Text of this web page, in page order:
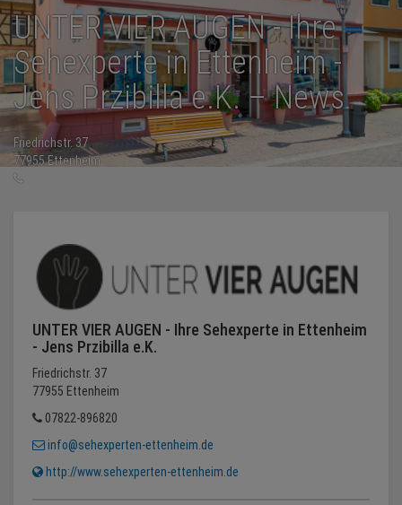
BRANCHEN
NEWS
TERMINE
ANGEBOTE
MEDIEN
KONTAKT
UNTER VIER AUGEN - Ihre
Sehexperte in Ettenheim -
Jens Przibilla e.K. – News
Friedrichstr. 37
77955 Ettenheim
UNTER VIER AUGEN - Ihre Sehexperte in Ettenheim
- Jens Przibilla e.K.
Friedrichstr. 37
77955 Ettenheim
07822-896820
info@sehexperten-ettenheim.de
http://www.sehexperten-ettenheim.de